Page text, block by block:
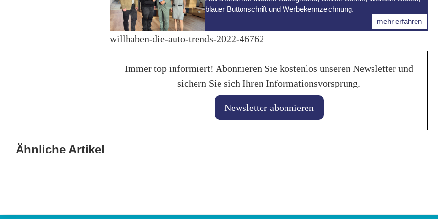
blauer Buttonschrift und Werbekennzeichnung.
mehr erfahren
willhaben-die-auto-trends-2022-46762
Immer top informiert! Abonnieren Sie kostenlos unseren Newsletter und
sichern Sie sich Ihren Informationsvorsprung.
Newsletter abonnieren
Ähnliche Artikel
KI hilft beim perfekten